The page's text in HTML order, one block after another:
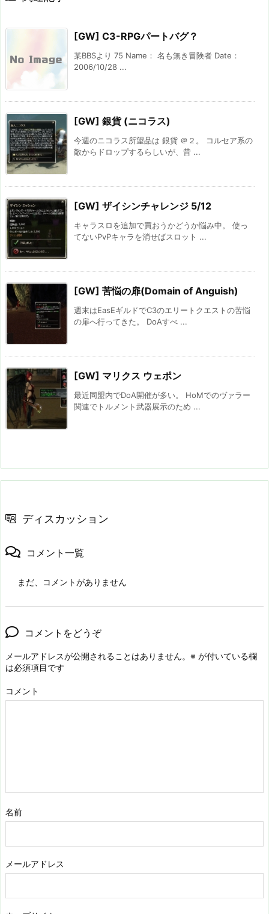
[GW] C3-RPGパートバグ？
某BBSより 75 Name： 名も無き冒険者 Date：
2006/10/28 ...
[GW] 銀貨 (ニコラス)
今週のニコラス所望品は 銀貨 ＠２。 コルセア系の
敵からドロップするらしいが、昔 ...
[GW] ザイシンチャレンジ 5/12
キャラスロを追加で買おうかどうか悩み中。 使っ
てないPvPキャラを消せばスロット ...
[GW] 苦悩の扉(Domain of Anguish)
週末はEasEギルドでC3のエリートクエストの苦悩
の扉へ行ってきた。 DoAすべ ...
[GW] マリクス ウェポン
最近同盟内でDoA開催が多い。 HoMでのヴァラー
関連でトルメント武器展示のため ...
ディスカッション
コメント一覧
まだ、コメントがありません
コメントをどうぞ
メールアドレスが公開されることはありません。 ※ が付いている欄
は必須項目です
コメント
名前
メールアドレス